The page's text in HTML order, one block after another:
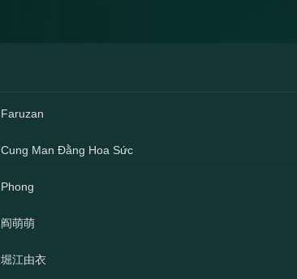
Faruzan
Cung Man Đằng Hoa Sức
Phong
阎萌萌
堀江由衣